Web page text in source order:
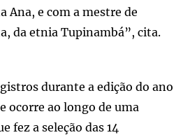
Ana, e com a mestre de
da etnia Tupinambá”, cita.
durante a edição do ano
ocorre ao longo de uma
fez a seleção das 14